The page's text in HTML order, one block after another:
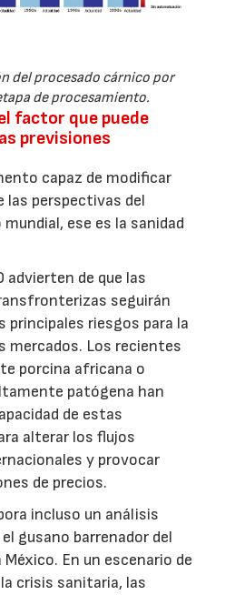
del procesado cárnico por
de procesamiento.
factor que puede
previsiones
capaz de modificar
perspectivas del
ese es la sanidad
advierten de que las
seguirán
principales riesgos para la
mercados. Los recientes
porcina africana o
patógena han
de estas
alterar los flujos
y provocar
de precios.
incluso un análisis
gusano barrenador del
México. En un escenario de
crisis sanitaria, las